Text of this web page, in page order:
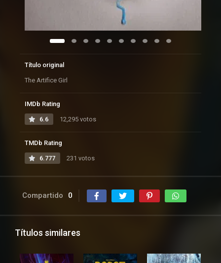
Título original
The Artifice Girl
IMDb Rating
6.6 12,295 votos
TMDb Rating
6.777 231 votos
Compartido 0
Títulos similares